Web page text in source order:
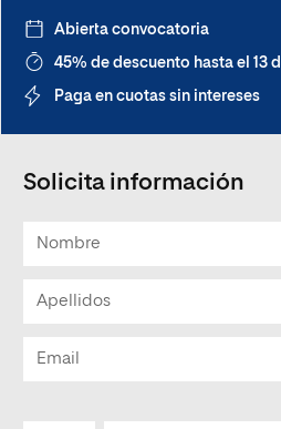
Abierta convocatoria
45% de descuento hasta el 13
Paga en cuotas sin intereses
Solicita información